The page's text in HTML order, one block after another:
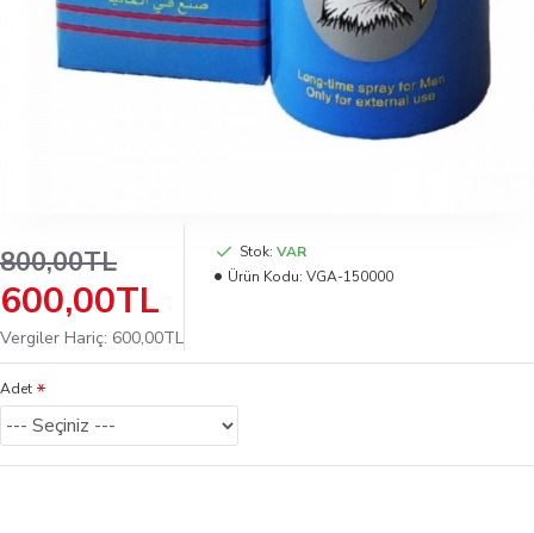
600,00TL
800,00TL
Vergiler Hariç: 600,00TL
Stok: VAR
Ürün Kodu: VGA-150000
Adet